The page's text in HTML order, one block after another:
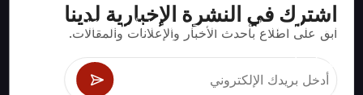
اشترك في النشرة الإخبارية لدينا
ابق على اطلاع بأحدث الأخبار والإعلانات والمقالات.
استراتيجيات ومعلومات صحيحة رياضيا لألعاب الكازينو مثل
البلاك جاك وكرابس والروليت ومئات الألعاب الأخرى التي
يمكن لعبها.